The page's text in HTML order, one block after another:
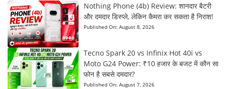
Nothing Phone (4b) Review: शानदार बैटरी
और दमदार डिस्प्ले, लेकिन कैमरा कर सकता है निराश!
Published On: August 8, 2026
Tecno Spark 20 vs Infinix Hot 40i vs
Moto G24 Power: ₹10 हजार के बजट में कौन सा
फोन है सबसे दमदार?
Published On: August 7, 2026